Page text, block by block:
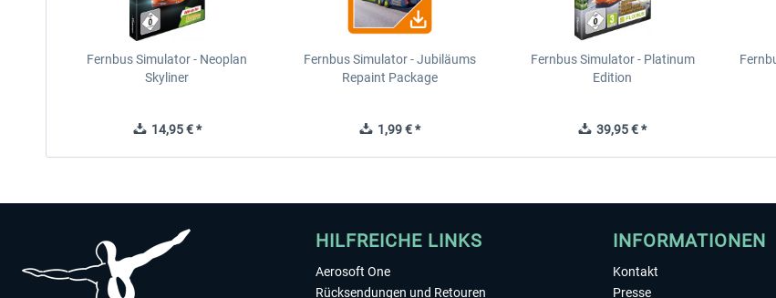
Fernbus Simulator - Neoplan
Skyliner
14,95 € *
Fernbus Simulator - Jubiläums
Repaint Package
1,99 € *
Fernbus Simulator - Platinum
Edition
39,95 € *
HILFREICHE LINKS
Aerosoft One
Rücksendungen und Retouren
INFORMATIONEN
Kontakt
Presse